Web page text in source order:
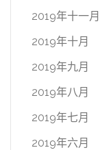
2019年十一月
2019年十月
2019年九月
2019年八月
2019年七月
2019年六月